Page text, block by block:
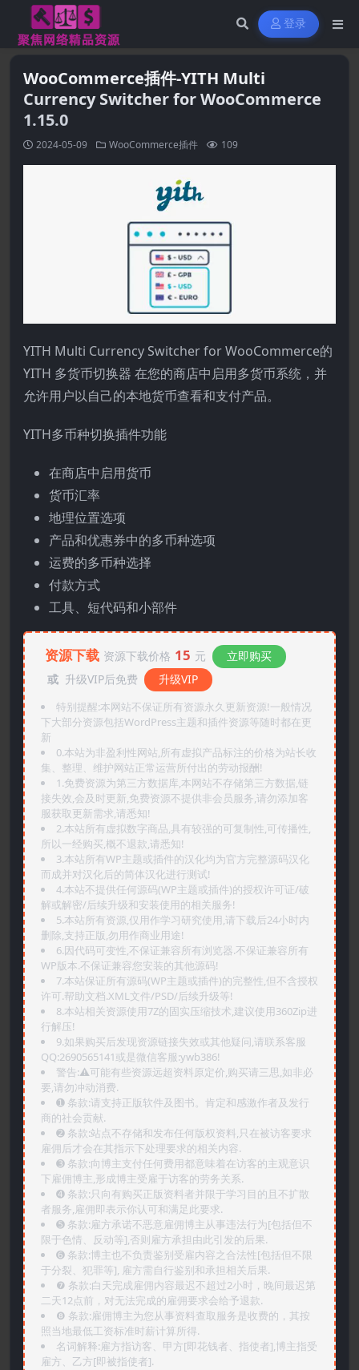
登录
WooCommerce插件-YITH Multi
Currency Switcher for WooCommerce
1.15.0
2024-05-09 WooCommerce插件 109
YITH Multi Currency Switcher for WooCommerce的
YITH 多货币切换器 在您的商店中启用多货币系统，并
允许用户以自己的本地货币查看和支付产品。
YITH多币种切换插件功能
在商店中启用货币
货币汇率
地理位置选项
产品和优惠券中的多币种选项
运费的多币种选择
付款方式
工具、短代码和小部件
资源下载 资源下载价格 15 元
立即购买
或 升级VIP后免费 升级VIP
特别提醒:本网站不保证所有资源永久更新资源!一般情况
下大部分资源包括WordPress主题和插件资源等随时都在更
新
0.本站为非盈利性网站,所有虚拟产品标注的价格为站长收
集、整理、维护网站正常运营所付出的劳动报酬!
1.免费资源为第三方数据库,本网站不存储第三方数据,链
接失效,会及时更新,免费资源不提供非会员服务,请勿添加客
服获取更新需求,请悉知!
2.本站所有虚拟数字商品,具有较强的可复制性,可传播性,
所以一经购买,概不退款,请悉知!
3.本站所有WP主题或插件的汉化均为官方完整源码汉化
而成并对汉化后的简体汉化进行测试!
4.本站不提供任何源码(WP主题或插件)的授权许可证/破
解或解密/后续升级和安装使用的相关服务!
5.本站所有资源,仅用作学习研究使用,请下载后24小时内
删除,支持正版,勿用作商业用途!
6.因代码可变性,不保证兼容所有浏览器.不保证兼容所有
WP版本.不保证兼容您安装的其他源码!
7.本站保证所有源码(WP主题或插件)的完整性,但不含授权
许可.帮助文档.XML文件/PSD/后续升级等!
8.本站相关资源使用7Z的固实压缩技术,建议使用360Zip进
行解压!
9.如果购买后发现资源链接失效或其他疑问,请联系客服
QQ:2690565141或是微信客服:ywb386!
警告:⚠️可能有些资源远超资料原定价,购买请三思,如非必
要,请勿冲动消费.
➊️ 条款:请支持正版软件及图书。肯定和感激作者及发行
商的社会贡献.
➋️ 条款:站点不存储和发布任何版权资料,只在被访客要求
雇佣后才会在其指示下处理要求的相关内容.
➌️ 条款:向博主支付任何费用都意味着在访客的主观意识
下雇佣博主,形成博主受雇于访客的劳务关系.
➍️ 条款:只向有购买正版资料者并限于学习目的且不扩散
者服务,雇佣即表示你认可和满足此要求.
➎ 条款:雇方承诺不恶意雇佣博主从事违法行为[包括但不
限于色情、反动等],否则雇方承担由此引发的后果.
➏️ 条款:博主也不负责鉴别受雇内容之合法性[包括但不限
于分裂、犯罪等], 雇方需自行鉴别和承担相关后果.
❼ 条款:白天完成雇佣内容最迟不超过2小时，晚间最迟第
二天12点前，对无法完成的雇佣要求会给予退款.
❽ 条款:雇佣博主为您从事资料查取服务是收费的，其按
照当地最低工资标准时薪计算所得.
名词解释:雇方指访客、甲方[即花钱者、指使者],博主指受
雇方、乙方[即被指使者].